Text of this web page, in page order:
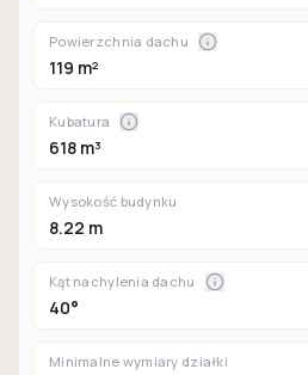
Powierzchnia dachu
119 m²
Kubatura
618 m³
Wysokość budynku
8.22 m
Kąt nachylenia dachu
40°
Minimalne wymiary działki